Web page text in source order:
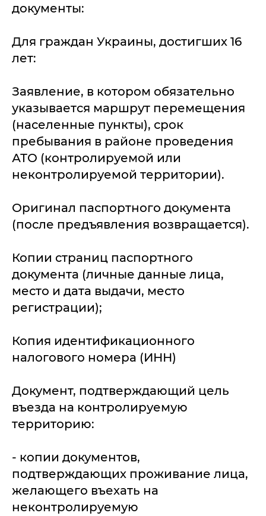
документы:
Для граждан Украины, достигших 16
лет:
Заявление, в котором обязательно
указывается маршрут перемещения
(населенные пункты), срок
пребывания в районе проведения
АТО (контролируемой или
неконтролируемой территории).
Оригинал паспортного документа
(после предъявления возвращается).
Копии страниц паспортного
документа (личные данные лица,
место и дата выдачи, место
регистрации);
Копия идентификационного
налогового номера (ИНН)
Документ, подтверждающий цель
въезда на контролируемую
территорию:
- копии документов,
подтверждающих проживание лица,
желающего въехать на
неконтролируемую